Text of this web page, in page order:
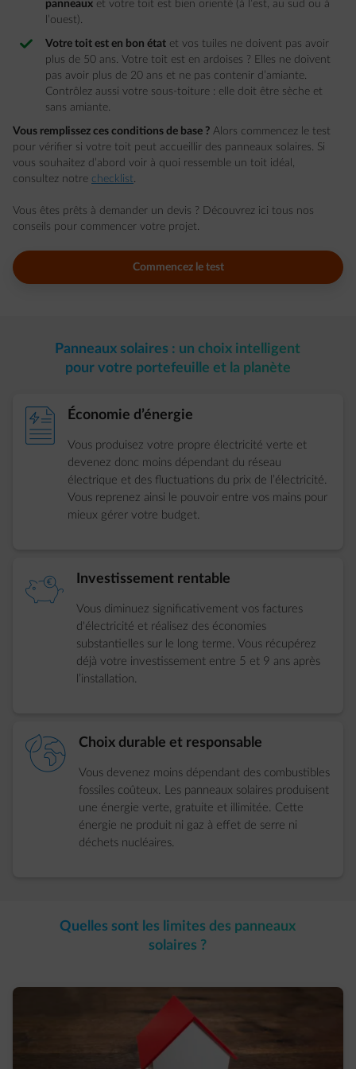
panneaux et votre toit est bien orienté (à l’est, au sud ou à
l’ouest).
Votre toit est en bon état et vos tuiles ne doivent pas avoir
plus de 50 ans. Votre toit est en ardoises ? Elles ne doivent
pas avoir plus de 20 ans et ne pas contenir d’amiante.
Contrôlez aussi votre sous-toiture : elle doit être sèche et
sans amiante.
Vous remplissez ces conditions de base ? Alors commencez le test
pour vérifier si votre toit peut accueillir des panneaux solaires. Si
vous souhaitez d’abord voir à quoi ressemble un toit idéal,
consultez notre checklist.
Vous êtes prêts à demander un devis ? Découvrez ici tous nos
conseils pour commencer votre projet.
Commencez le test
Panneaux solaires : un choix intelligent
pour votre portefeuille et la planète
element-contract Économie d’énergie
Vous produisez votre propre électricité verte et
devenez donc moins dépendant du réseau
électrique et des fluctuations du prix de l’électricité.
Vous reprenez ainsi le pouvoir entre vos mains pour
mieux gérer votre budget.
element-piggybank Investissement rentable
Vous diminuez significativement vos factures
d'électricité et réalisez des économies
substantielles sur le long terme. Vous récupérez
déjà votre investissement entre 5 et 9 ans après
l’installation.
element-eco-planet Choix durable et responsable
Vous devenez moins dépendant des combustibles
fossiles coûteux. Les panneaux solaires produisent
une énergie verte, gratuite et illimitée. Cette
énergie ne produit ni gaz à effet de serre ni
déchets nucléaires.
Quelles sont les limites des panneaux
solaires ?